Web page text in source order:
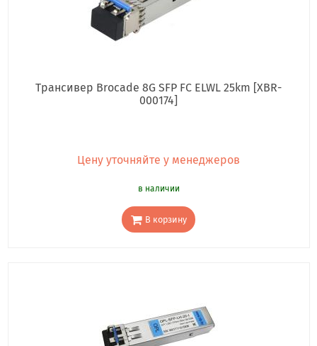
Трансивер Brocade 8G SFP FC ELWL 25km [XBR-
000174]
Цену уточняйте у менеджеров
в наличии
В корзину